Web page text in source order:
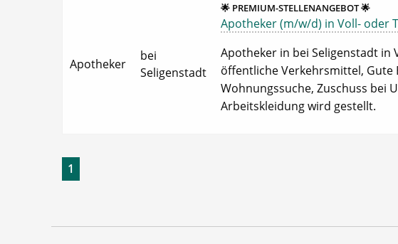
Apotheker
bei
Seligenstadt
🌟 PREMIUM-STELLENANGEBOT 🌟
Apotheker (m/w/d) in Voll- oder
Apotheker in bei Seligenstadt in
öffentliche Verkehrsmittel,
Wohnungssuche, Zuschuss bei
Arbeitskleidung wird gestellt.
1